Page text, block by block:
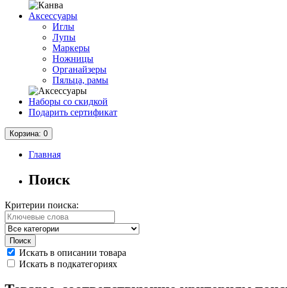
Аксессуары
Иглы
Лупы
Маркеры
Ножницы
Органайзеры
Пяльца, рамы
Наборы со скидкой
Подарить сертификат
Корзина: 0
Главная
Поиск
Критерии поиска:
Искать в описании товара
Искать в подкатегориях